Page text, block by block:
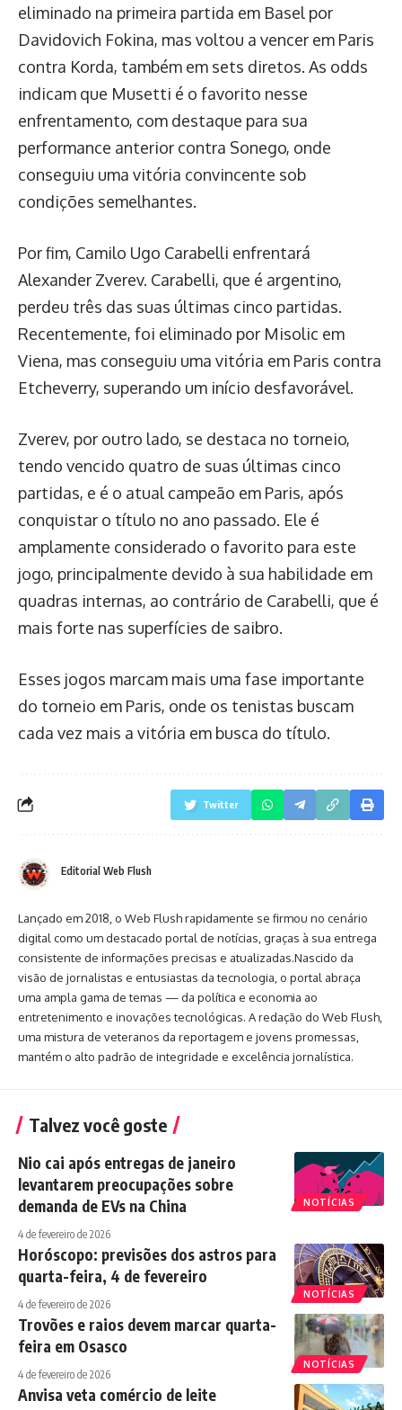
eliminado na primeira partida em Basel por
Davidovich Fokina, mas voltou a vencer em Paris
contra Korda, também em sets diretos. As odds
indicam que Musetti é o favorito nesse
enfrentamento, com destaque para sua
performance anterior contra Sonego, onde
conseguiu uma vitória convincente sob
condições semelhantes.
Por fim, Camilo Ugo Carabelli enfrentará
Alexander Zverev. Carabelli, que é argentino,
perdeu três das suas últimas cinco partidas.
Recentemente, foi eliminado por Misolic em
Viena, mas conseguiu uma vitória em Paris contra
Etcheverry, superando um início desfavorável.
Zverev, por outro lado, se destaca no torneio,
tendo vencido quatro de suas últimas cinco
partidas, e é o atual campeão em Paris, após
conquistar o título no ano passado. Ele é
amplamente considerado o favorito para este
jogo, principalmente devido à sua habilidade em
quadras internas, ao contrário de Carabelli, que é
mais forte nas superfícies de saibro.
Esses jogos marcam mais uma fase importante
do torneio em Paris, onde os tenistas buscam
cada vez mais a vitória em busca do título.
Twitter
Editorial Web Flush
Lançado em 2018, o Web Flush rapidamente se firmou no cenário
digital como um destacado portal de notícias, graças à sua entrega
consistente de informações precisas e atualizadas.Nascido da
visão de jornalistas e entusiastas da tecnologia, o portal abraça
uma ampla gama de temas — da política e economia ao
entretenimento e inovações tecnológicas. A redação do Web Flush,
uma mistura de veteranos da reportagem e jovens promessas,
mantém o alto padrão de integridade e excelência jornalística.
Talvez você goste
NOTÍCIAS
Nio cai após entregas de janeiro
levantarem preocupações sobre
demanda de EVs na China
4 de fevereiro de 2026
NOTÍCIAS
Horóscopo: previsões dos astros para
quarta-feira, 4 de fevereiro
4 de fevereiro de 2026
NOTÍCIAS
Trovões e raios devem marcar quarta-
feira em Osasco
4 de fevereiro de 2026
Anvisa veta comércio de leite